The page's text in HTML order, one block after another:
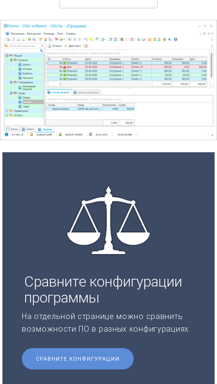
Сравните конфигурации
программы
На отдельной странице можно сравнить
возможности ПО в разных конфигурациях.
СРАВНИТЕ КОНФИГУРАЦИИ